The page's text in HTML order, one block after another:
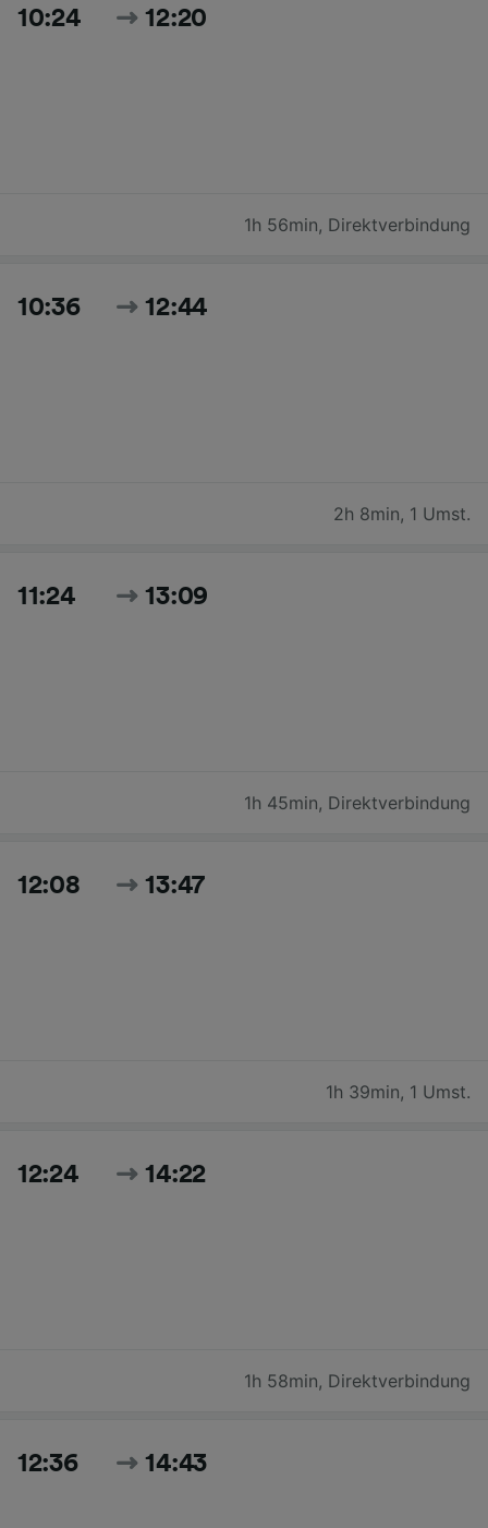
10:24 12:20
1h 56min, Direktverbindung
10:36 12:44
2h 8min, 1 Umst.
11:24 13:09
1h 45min, Direktverbindung
12:08 13:47
1h 39min, 1 Umst.
12:24 14:22
1h 58min, Direktverbindung
12:36 14:43